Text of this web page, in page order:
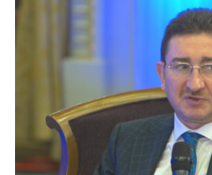
Banca Naţională a României (BNR) vrea
mentenanţă a echipamentelor de